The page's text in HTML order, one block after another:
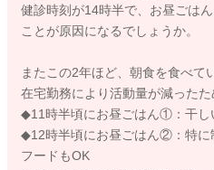
健診時刻が14時半で、お昼ごは
ことが原因になるでしょうか。
またこの2年ほど、朝食を食べて
在宅勤務により活動量が減ったた
◆11時半頃にお昼ごはん①：干し
◆12時半頃にお昼ごはん②：特に
フードもOK